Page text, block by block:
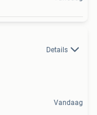
Details
Vandaag